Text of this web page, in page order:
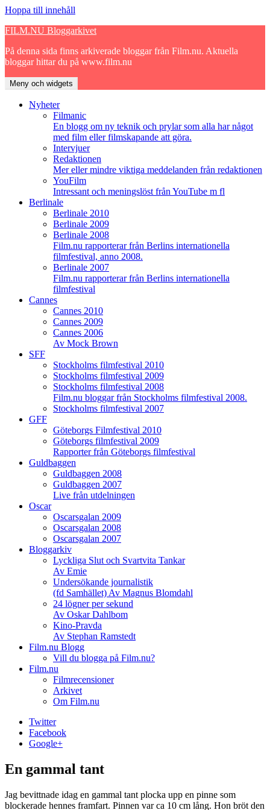
Hoppa till innehåll
FILM.NU Bloggarkivet
På denna sida finns arkiverade bloggar från Film.nu. Aktuella
bloggar hittar du på www.film.nu
Meny och widgets
Nyheter
Filmanic
En blogg om ny teknik och prylar som alla har något
med film eller filmskapande att göra.
Intervjuer
Redaktionen
Mer eller mindre viktiga meddelanden från redaktionen
YouFilm
Intressant och meningslöst från YouTube m fl
Berlinale
Berlinale 2010
Berlinale 2009
Berlinale 2008
Film.nu rapporterar från Berlins internationella
filmfestival, anno 2008.
Berlinale 2007
Film.nu rapporterar från Berlins internationella
filmfestival
Cannes
Cannes 2010
Cannes 2009
Cannes 2006
Av Mock Brown
SFF
Stockholms filmfestival 2010
Stockholms filmfestival 2009
Stockholms filmfestival 2008
Film.nu bloggar från Stockholms filmfestival 2008.
Stockholms filmfestival 2007
GFF
Göteborgs Filmfestival 2010
Göteborgs filmfestival 2009
Rapporter från Göteborgs filmfestival
Guldbaggen
Guldbaggen 2008
Guldbaggen 2007
Live från utdelningen
Oscar
Oscarsgalan 2009
Oscarsgalan 2008
Oscarsgalan 2007
Bloggarkiv
Lyckliga Slut och Svartvita Tankar
Av Emie
Undersökande journalistik
(fd Samhället) Av Magnus Blomdahl
24 lögner per sekund
Av Oskar Dahlbom
Kino-Pravda
Av Stephan Ramstedt
Film.nu Blogg
Vill du blogga på Film.nu?
Film.nu
Filmrecensioner
Arkivet
Om Film.nu
Twitter
Facebook
Google+
En gammal tant
Jag bevittnade idag en gammal tant plocka upp en pinne som
blockerade hennes framfart. Pinnen var ca 10 cm lång. Hon bröt den